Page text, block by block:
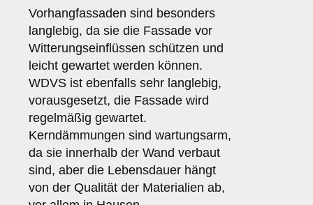
Vorhangfassaden sind besonders
langlebig, da sie die Fassade vor
Witterungseinflüssen schützen und
leicht gewartet werden können.
WDVS ist ebenfalls sehr langlebig,
vorausgesetzt, die Fassade wird
regelmäßig gewartet.
Kerndämmungen sind wartungsarm,
da sie innerhalb der Wand verbaut
sind, aber die Lebensdauer hängt
von der Qualität der Materialien ab,